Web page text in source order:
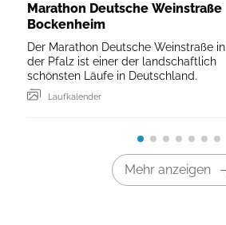
Marathon Deutsche Weinstraße
Bockenheim
Der Marathon Deutsche Weinstraße in
der Pfalz ist einer der landschaftlich
schönsten Läufe in Deutschland.
Laufkalender
Mehr anzeigen